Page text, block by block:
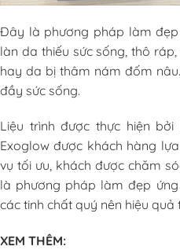
Đây là phương pháp làm
làn da thiếu sức sống, thô
hay da bị thâm nám đốm
đầy sức sống.
Liệu trình được thực hiện bởi
Exoglow được khách hàng
vụ tối ưu, khách được chăm
là phương pháp làm đẹp
các tinh chất quý nên hiệu
XEM THÊM: